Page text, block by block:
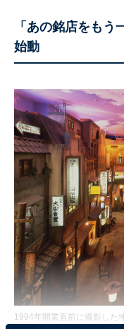
「あの銘店をもう
始動
1994年開業直前に撮影した